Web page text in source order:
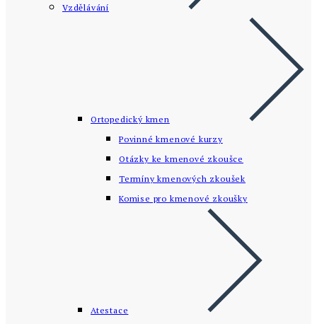
Vzdělávání
Ortopedický kmen
Povinné kmenové kurzy
Otázky ke kmenové zkoušce
Termíny kmenových zkoušek
Komise pro kmenové zkoušky
Atestace